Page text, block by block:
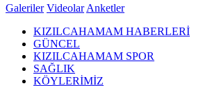
Galeriler Videolar Anketler
KIZILCAHAMAM HABERLERİ
GÜNCEL
KIZILCAHAMAM SPOR
SAĞLIK
KÖYLERİMİZ